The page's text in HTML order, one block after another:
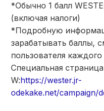
*Обычно 1 балл
(включая налоги)
*Подробную
зарабатывать баллы,
пользователя каждого
Специальная
W:https://wester.jr-
odekake.net/campaign/